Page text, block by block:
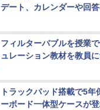
デート、カレンダーや回
フィルターバブルを授業
ュレーション教材を教員
トラックパッド搭載で5
ーボード一体型ケースが